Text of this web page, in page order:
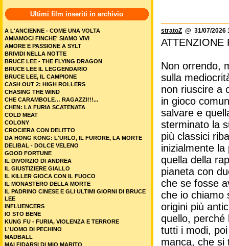
stratoZ @ 31/07/2026
ATTENZIONE
Non orrendo,
sulla
non riuscire a
in gioco
salvare e
sterminato la
più classici
inizialmente
quella della
pianeta con
che se fosse
che io chiamo
origini più
quello, perché
tutti i modi,
manca, che si
Ultimi film inseriti in archivio
A L'ANCIENNE - COME UNA VOLTA
AMIAMOCI FINCHE' SIAMO VIVI
AMORE E PASSIONE A SYLT
BRIVIDI NELLA NOTTE
BRUCE LEE - THE FLYING DRAGON
BRUCE LEE IL LEGGENDARIO
BRUCE LEE, IL CAMPIONE
CASH OUT 2: HIGH ROLLERS
CHASING THE WIND
CHE CARAMBOLE… RAGAZZI!!!...
CHEN: LA FURIA SCATENATA
COLD MEAT
COLONY
CROCIERA CON DELITTO
DA HONG KONG: L'URLO, IL FURORE, LA MORTE
DELIBAL - DOLCE VELENO
GOOD FORTUNE
IL DIVORZIO DI ANDREA
IL GIUSTIZIERE GIALLO
IL KILLER GIOCA CON IL FUOCO
IL MONASTERO DELLA MORTE
IL PADRINO CINESE E GLI ULTIMI GIORNI DI BRUCE
LEE
INFLUENCERS
IO STO BENE
KUNG FU - FURIA, VIOLENZA E TERRORE
L'UOMO DI PECHINO
MADBALL
MAI FIDARSI DI MIO MARITO